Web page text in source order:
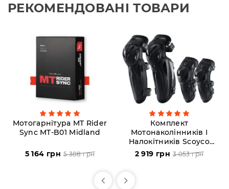
РЕКОМЕНДОВАНІ ТОВАРИ
Мотогарнітура MT Rider
Sync MT-B01 Midland
5 164 грн 5 388 грн
Комплект
Мотонаколінників І
Налокітників Scoyco
K50H50
2 919 грн 3 053 грн